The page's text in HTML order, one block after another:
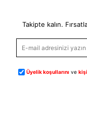
Takipte kalın.
Üyelik koşullarını ve